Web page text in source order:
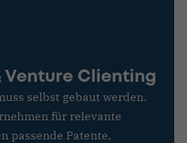
Venture Clienting
selbst gebaut werden.
für relevante
passende Patente,